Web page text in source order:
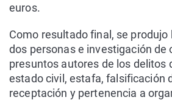
euros.
Como resultado final, se produjo
dos personas e investigación de
presuntos autores de los delitos
estado civil, estafa, falsificación
receptación y pertenencia a